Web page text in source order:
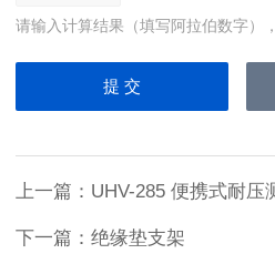
请输入计算结果（填写阿拉伯数字）
上一篇： UHV-285 便携式耐压
下一篇： 绝缘垫支架